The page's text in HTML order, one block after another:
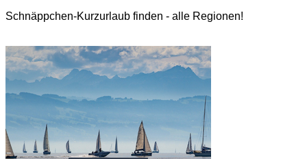
Schnäppchen-Kurzurlaub finden - alle Regionen!